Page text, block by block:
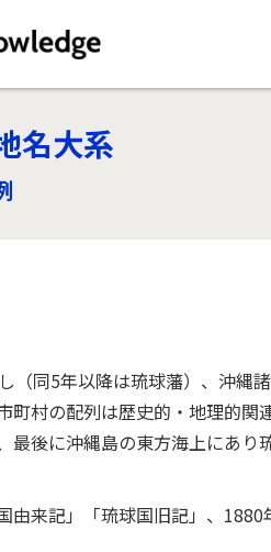
名大系
同5年以降は琉球藩）、沖縄
町村の配列は歴史的・地理的
後に沖縄島の東方海上にあり
来記」「琉球国旧記」、